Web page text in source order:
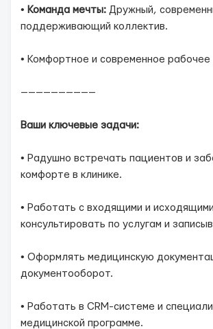
• Команда мечты: Дружный,
поддерживающий коллектив.
• Комфортное и современное рабочее
——————————
Ваши ключевые задачи:
• Радушно встречать пациентов и
комфорте в клинике.
• Работать с входящими и
консультировать по услугам и
• Оформлять медицинскую
документооборот.
• Работать в CRM-системе и
медицинской программе.